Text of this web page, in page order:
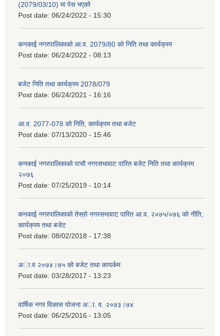
(2079/03/10) मा पेस भएको
Post date: 06/24/2022 - 15:30
कनकाई नगरपालिकाको आ.व. 2079/80 को निति तथा कार्यक्रम
Post date: 06/24/2022 - 08:13
बजेट निति तथा कार्यक्रम 2078/079
Post date: 06/24/2021 - 16:16
आ.व. 2077-078 को निति, कार्यक्रम तथा बजेट
Post date: 07/13/2020 - 15:46
कनकाई नगरपालिकाको पाचौ नगरसभावाट पारित बजेट निति तथा कार्यक्रम
२०७६
Post date: 07/25/2019 - 10:14
कनकाई नगरपालिकाको तेस्रो नगरसभावाट पारित आ.व. २०७५/०७६ को नीति,
कार्यक्रम तथा बजेट
Post date: 08/02/2018 - 17:38
अा.व २०७४।७५ काे बजेट तथा कायर्कम
Post date: 03/28/2017 - 13:23
वार्षिक नगर विकास योजना अा. व. २०७३।७४
Post date: 06/25/2016 - 13:05